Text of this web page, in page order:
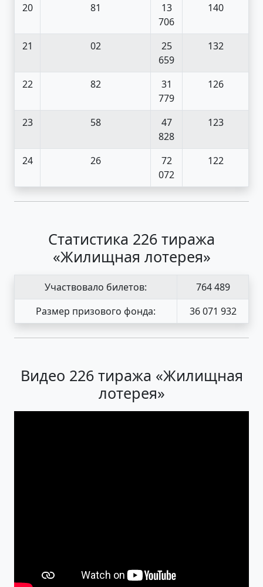
20
81
13
706
140
21 02
25
659
132
22 82
31
779
126
23 58
47
828
123
24 26
72
072
122
Статистика 226 тиража
«Жилищная лотерея»
Участвовало билетов:
764 489
Размер призового фонда:
36 071 932
Видео 226 тиража «Жилищная
лотерея»